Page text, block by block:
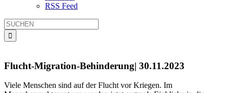
RSS Feed
Suche
nach:
Flucht-Migration-Behinderung| 30.11.2023
Viele Menschen sind auf der Flucht vor Kriegen. Im